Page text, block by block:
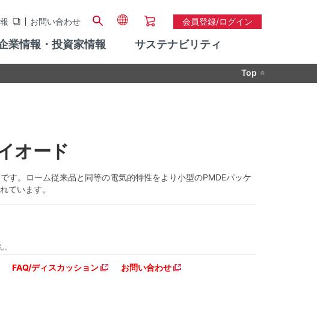
お問い合わせ 会員登録/ログイン
業情報・投資家情報 サステナビリティ
Top
オード
す。ローム従来品と同等の電気的特性をより小型のPMDEパッケ
ています。
FAQ/ディスカッション お問い合わせ